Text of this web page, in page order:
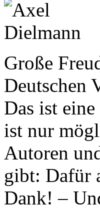
Große
Deutschen
Das ist
ist nur
Autoren
gibt: Dafür
Dank! –